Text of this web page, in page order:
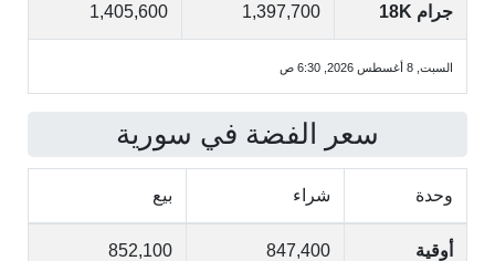
جرام 18K 1,397,700
1,405,600
السبت, 8 أغسطس 2026, 6:30 ص
سعر الفضة في سورية
وحدة شراء بيع
أوقية 847,400
852,100